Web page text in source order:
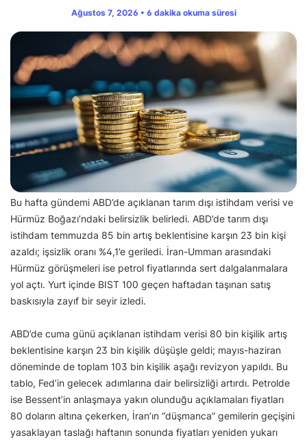
Ağustos 7, 2026 • 6 dakika okuma süresi
Bu hafta gündemi ABD’de açıklanan tarım dışı istihdam verisi ve
Hürmüz Boğazı’ndaki belirsizlik belirledi. ABD’de tarım dışı
istihdam temmuzda 85 bin artış beklentisine karşın 23 bin kişi
azaldı; işsizlik oranı %4,1’e geriledi. İran-Umman arasındaki
Hürmüz görüşmeleri ise petrol fiyatlarında sert dalgalanmalara
yol açtı. Yurt içinde BIST 100 geçen haftadan taşınan satış
baskısıyla zayıf bir seyir izledi.
ABD’de cuma günü açıklanan istihdam verisi 80 bin kişilik artış
beklentisine karşın 23 bin kişilik düşüşle geldi; mayıs-haziran
döneminde de toplam 103 bin kişilik aşağı revizyon yapıldı. Bu
tablo, Fed’in gelecek adımlarına dair belirsizliği artırdı. Petrolde
ise Bessent’in anlaşmaya yakın olunduğu açıklamaları fiyatları
80 doların altına çekerken, İran’ın “düşmanca” gemilerin geçişini
yasaklayan taslağı haftanın sonunda fiyatları yeniden yukarı